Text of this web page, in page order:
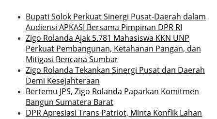
Bupati Solok Perkuat Sinergi Pusat-Daerah dalam
Audiensi APKASI Bersama Pimpinan DPR RI
Zigo Rolanda Ajak 5.781 Mahasiswa KKN UNP
Perkuat Pembangunan, Ketahanan Pangan, dan
Mitigasi Bencana Sumbar
Zigo Rolanda Tekankan Sinergi Pusat dan Daerah
Demi Kesejahteraan
Bertemu JPS, Zigo Rolanda Paparkan Komitmen
Bangun Sumatera Barat
DPR Apresiasi Trans Patriot, Minta Konflik Lahan